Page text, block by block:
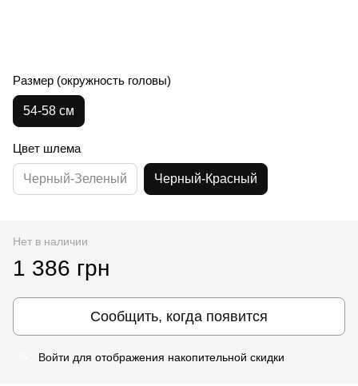
Размер (окружность головы)
54-58 см
Цвет шлема
Черный-Зеленый Черный-Красный
Нет в наличии
1 386 грн
Сообщить, когда появится
Войти для отображения накопительной скидки